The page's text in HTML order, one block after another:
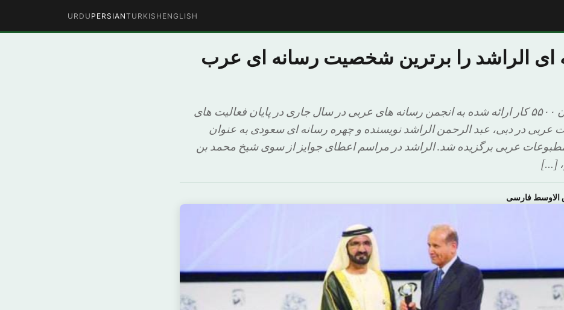
ENGLISH
TURKISH
PERSIAN
URDU
ای الراشد را برترین شخصیت رسانه ای عرب
۱۵ برنده از میان ۵۵۰۰ کار ارائه شده به انجمن رسانه های عربی در سال جاری در پایان فعالیت های
عربی در دبی، عبد الرحمن الراشد نویسنده و چهره رسانه ای سعودی به عنوان
عربی برگزیده شد. الراشد در مراسم اعطای جوایز از سوی شیخ محمد بن
[…]
الاوسط فارسی